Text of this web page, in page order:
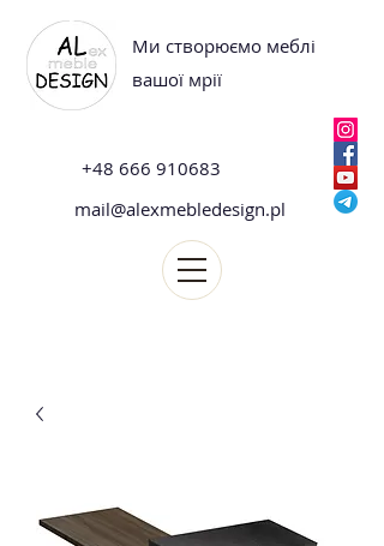
Ми створюємо меблі
вашої мрії
+48 666 910683
mail@alexmebledesign.pl